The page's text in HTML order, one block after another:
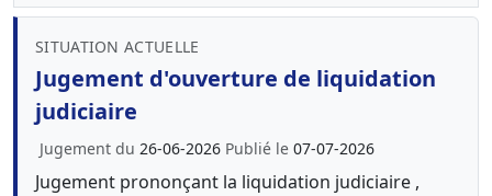
SITUATION ACTUELLE
Jugement d'ouverture de liquidation
judiciaire
Jugement du 26-06-2026 Publié le 07-07-2026
Jugement prononçant la liquidation judiciaire ,